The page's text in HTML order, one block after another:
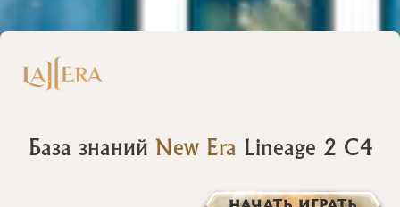
База знаний New Era Lineage 2 C4